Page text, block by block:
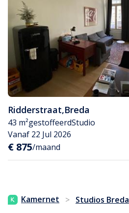
Ridderstraat,Breda
43 m²gestoffeerdStudio
Vanaf 22 Jul 2026
€ 875/maand
Kamernet > Studios Breda